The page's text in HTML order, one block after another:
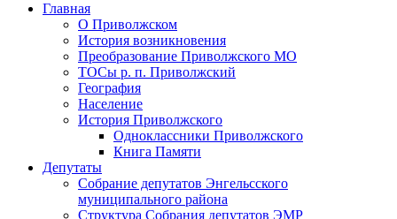
Главная
О Приволжском
История возникновения
Преобразование Приволжского МО
ТОСы р. п. Приволжский
География
Население
История Приволжского
Одноклассники Приволжского
Книга Памяти
Депутаты
Собрание депутатов Энгельсского
муниципального района
Структура Собрания депутатов ЭМР